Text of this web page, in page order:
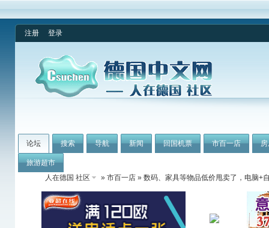
注册 登录
论坛 搜索 导航 新闻 回国机票 市百一店
旅游超市
人在德国 社区
» 市百一店 » 数码、家具等物品低价甩卖了，电脑+